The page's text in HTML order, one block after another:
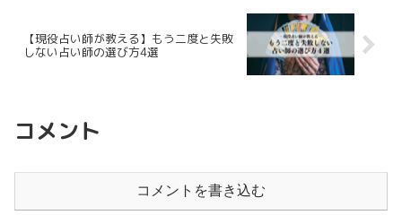
【現役占い師が教える】もう二度と失敗
しない占い師の選び方4選
コメント
コメントを書き込む